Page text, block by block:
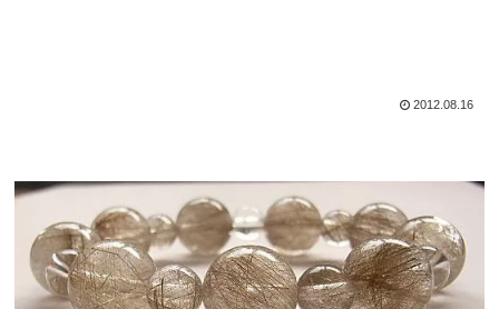
2012.08.16